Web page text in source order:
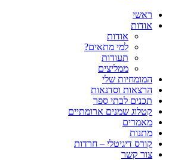
ראשי
אודות
אודות
למי מתאים?
תעודות
ממליצים
המומחיות שלי
הרצאות וסדנאות
תכנים לבתי ספר
קטלוג שמנים ארומתיים
מאמרים
מתנות
קורס דיגיטלי – חרדות
צור קשר